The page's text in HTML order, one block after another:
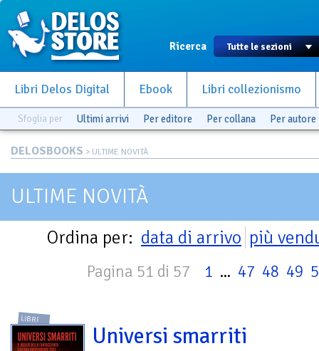
Ricerca
Libri Delos Digital Ebook Libri collezionismo
Sfoglia per Ultimi arrivi Per editore Per collana Per autore
DELOSBOOKS > ULTIME NOVITÀ
ULTIME NOVITÀ
Ordina per: data di arrivo più
Pagina 51 di 57 1 ... 47 48 49
LIBRI
Universi smarriti